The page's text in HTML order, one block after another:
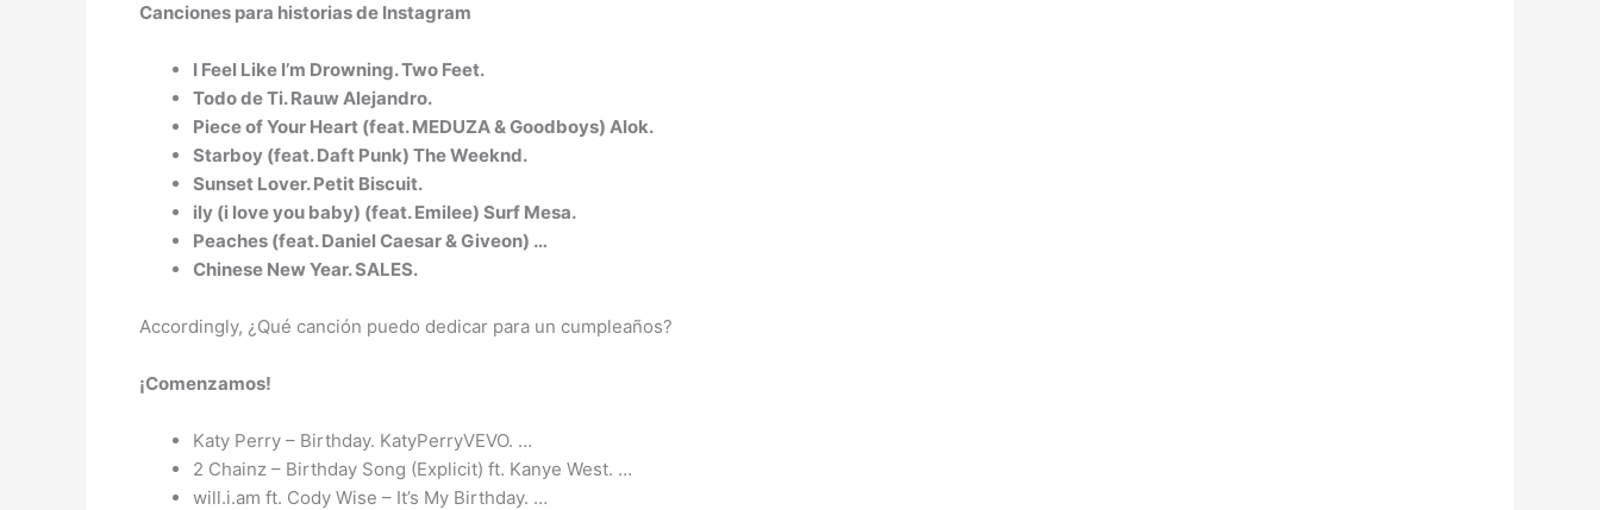
Canciones para historias de Instagram
I Feel Like I’m Drowning. Two Feet.
Todo de Ti. Rauw Alejandro.
Piece of Your Heart (feat. MEDUZA & Goodboys) Alok.
Starboy (feat. Daft Punk) The Weeknd.
Sunset Lover. Petit Biscuit.
ily (i love you baby) (feat. Emilee) Surf Mesa.
Peaches (feat. Daniel Caesar & Giveon) …
Chinese New Year. SALES.
Accordingly, ¿Qué canción puedo dedicar para un cumpleaños?
¡Comenzamos!
Katy Perry – Birthday. KatyPerryVEVO. …
2 Chainz – Birthday Song (Explicit) ft. Kanye West. …
will.i.am ft. Cody Wise – It’s My Birthday. …